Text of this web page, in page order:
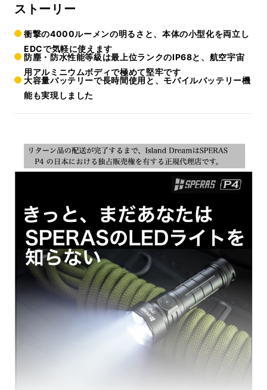
ストーリー
衝撃の4000ルーメンの明るさと、本体の小型化を両立し
EDCで気軽に使えます
防塵・防水性能等級は最上位ランクのIP68と、航空宇宙
用アルミニウムボディで極めて堅牢です
大容量バッテリーで長時間使用と、モバイルバッテリー機
能も実現しました